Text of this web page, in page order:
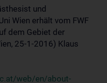
und
Wien erhält vom FWF
dem Gebiet der
25-1-2016) Klaus
web/en/about-